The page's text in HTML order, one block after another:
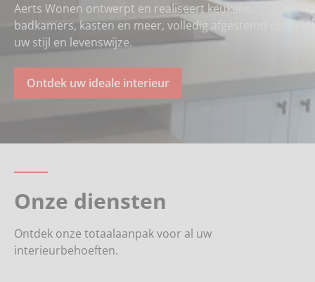
Aerts Wonen ontwerpt en realiseert keukens,
badkamers, kasten en meer, volledig afgestemd op
uw stijl en levenswijze.
Ontdek uw ideale interieur
Onze diensten
Ontdek onze totaalaanpak voor al uw
interieurbehoeften.